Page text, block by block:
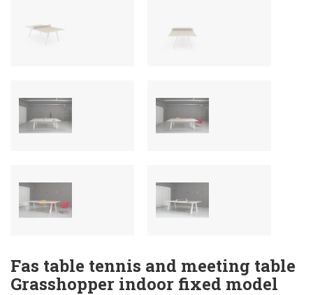
Fas table tennis and meeting table
Grasshopper indoor fixed model